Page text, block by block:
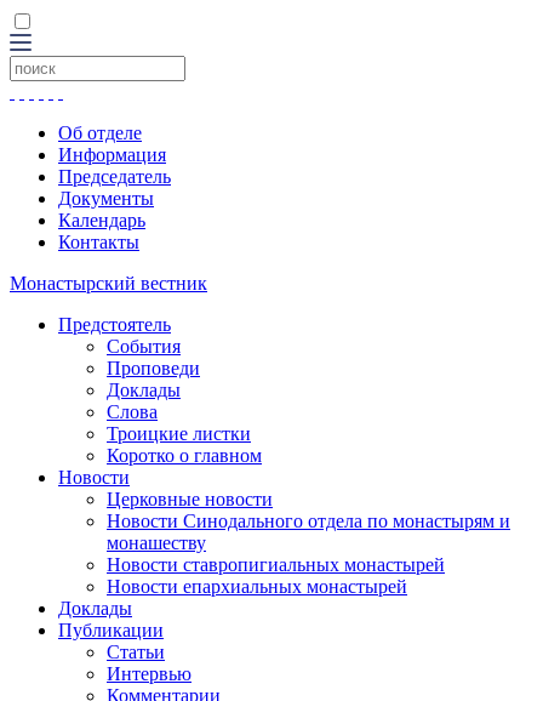
Об отделе
Информация
Председатель
Документы
Календарь
Контакты
Монастырский вестник
Предстоятель
События
Проповеди
Доклады
Слова
Троицкие листки
Коротко о главном
Новости
Церковные новости
Новости Синодального отдела по монастырям и
монашеству
Новости ставропигиальных монастырей
Новости епархиальных монастырей
Доклады
Публикации
Статьи
Интервью
Комментарии